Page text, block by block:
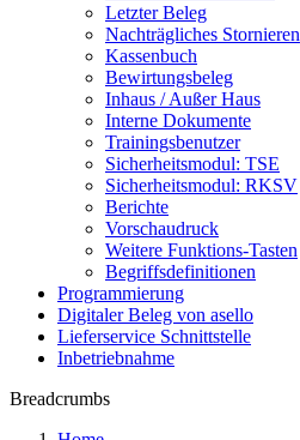
Letzter Beleg
Nachträgliches Stornieren
Kassenbuch
Bewirtungsbeleg
Inhaus / Außer Haus
Interne Dokumente
Trainingsbenutzer
Sicherheitsmodul: TSE
Sicherheitsmodul: RKSV
Berichte
Vorschaudruck
Weitere Funktions-Tasten
Begriffsdefinitionen
Programmierung
Digitaler Beleg von asello
Lieferservice Schnittstelle
Inbetriebnahme
Breadcrumbs